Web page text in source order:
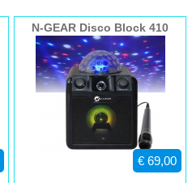
N-GEAR Disco Block 410
€ 69,00